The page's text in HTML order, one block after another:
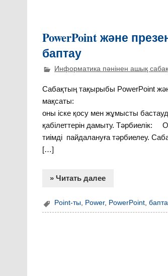
PowerPoint және
баптау
Информатика пәнінен ашық
Сабақтың тақырыбы PowerPoint
мақсаты: Білімділік:
оны іске қосу мен жұмысты
қабілеттерін дамыту. Тәрбиелік:
тиімді пайдалануға тәрбиелеу.
[…]
» Читать далее
Point-ты, Power, PowerPoint,